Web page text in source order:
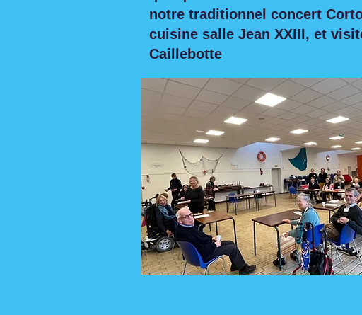
notre traditionnel concert
cuisine salle Jean XXIII, et
Caillebotte